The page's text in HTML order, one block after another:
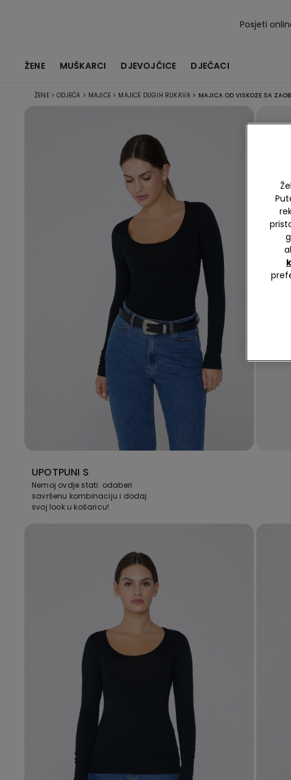
Posjeti
ŽENE MUŠKARCI DJEVOJČICE DJEČACI
ŽENE > ODJEĆA > MAJICE > MAJICE DUGIH RUKAVA > MAJICA OD VISKOZE SA
UPOTPUNI S
Nemoj ovdje stati: odaberi
savršenu kombinaciju i dodaj
svoj look u košaricu!